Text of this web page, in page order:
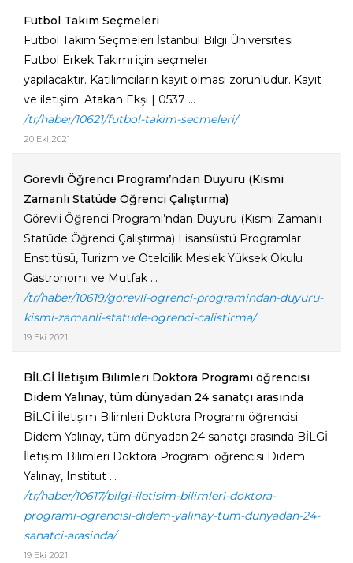
Futbol Takım Seçmeleri
Futbol Takım Seçmeleri İstanbul Bilgi Üniversitesi
Futbol Erkek Takımı için seçmeler
yapılacaktır. Katılımcıların kayıt olması zorunludur. Kayıt
ve iletişim: Atakan Ekşi | 0537 ...
/tr/haber/10621/futbol-takim-secmeleri/
20 Eki 2021
Görevli Öğrenci Programı’ndan Duyuru (Kısmi
Zamanlı Statüde Öğrenci Çalıştırma)
Görevli Öğrenci Programı’ndan Duyuru (Kısmi Zamanlı
Statüde Öğrenci Çalıştırma) Lisansüstü Programlar
Enstitüsü, Turizm ve Otelcilik Meslek Yüksek Okulu
Gastronomi ve Mutfak ...
/tr/haber/10619/gorevli-ogrenci-programindan-duyuru-
kismi-zamanli-statude-ogrenci-calistirma/
19 Eki 2021
BİLGİ İletişim Bilimleri Doktora Programı öğrencisi
Didem Yalınay, tüm dünyadan 24 sanatçı arasında
BİLGİ İletişim Bilimleri Doktora Programı öğrencisi
Didem Yalınay, tüm dünyadan 24 sanatçı arasında BİLGİ
İletişim Bilimleri Doktora Programı öğrencisi Didem
Yalınay, Institut ...
/tr/haber/10617/bilgi-iletisim-bilimleri-doktora-
programi-ogrencisi-didem-yalinay-tum-dunyadan-24-
sanatci-arasinda/
19 Eki 2021